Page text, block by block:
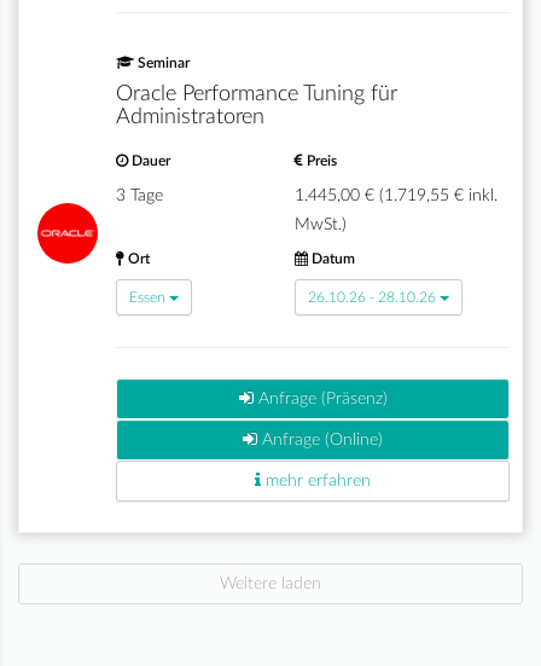
Seminar
Oracle Performance Tuning für
Administratoren
Dauer
3 Tage
Preis
1.445,00 € (1.719,55 € inkl.
MwSt.)
Ort
Essen
Datum
26.10.26 - 28.10.26
Anfrage (Präsenz)
Anfrage (Online)
mehr erfahren
Weitere laden